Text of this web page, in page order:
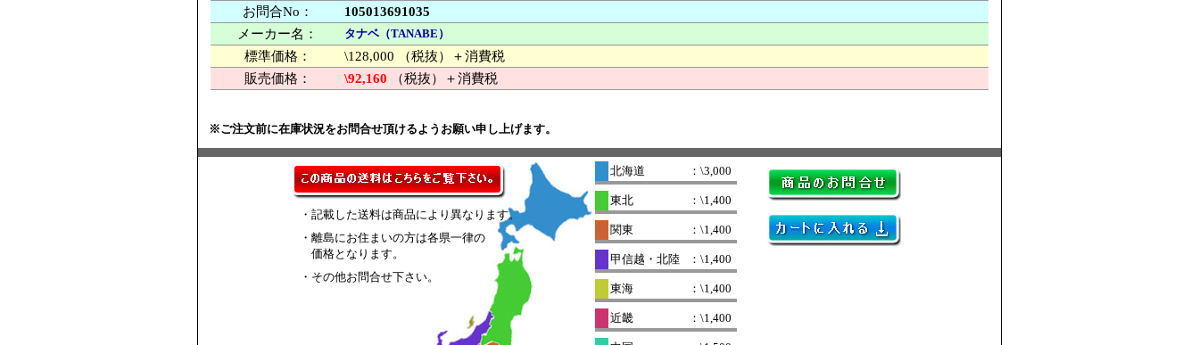
お問合No：
105013691035
メーカー名：
タナベ（TANABE）
標準価格：
\128,000 （税抜）＋消費税
販売価格：
\92,160 （税抜）＋消費税
※ご注文前に在庫状況をお問合せ頂けるようお願い申し上げます。
・記載した送料は商品により異なります。
・離島にお住まいの方は各県一律の
価格となります。
・その他お問合せ下さい。
北海道 ：\3,000
東北 ：\1,400
関東 ：\1,400
甲信越・北陸 ：\1,400
東海 ：\1,400
近畿 ：\1,400